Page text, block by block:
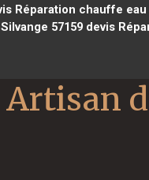
Réparation chauffe eau
57159 devis
Artisan